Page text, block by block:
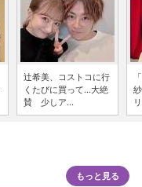
辻希美、コストコに行
くたびに買って...大絶
賛 少しア...
もっと見る